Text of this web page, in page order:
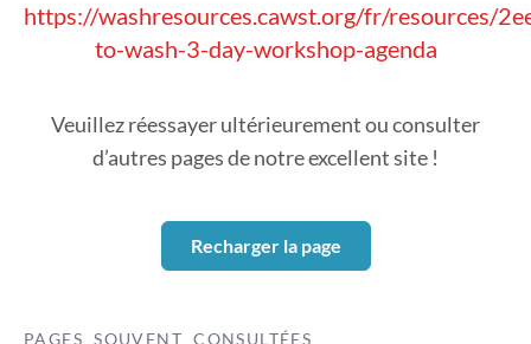
https://washresources.cawst.org/fr/resources/
to-wash-3-day-workshop-agenda
Veuillez réessayer ultérieurement ou consulter
d’autres pages de notre excellent site !
Recharger la page
PAGES SOUVENT CONSULTÉES